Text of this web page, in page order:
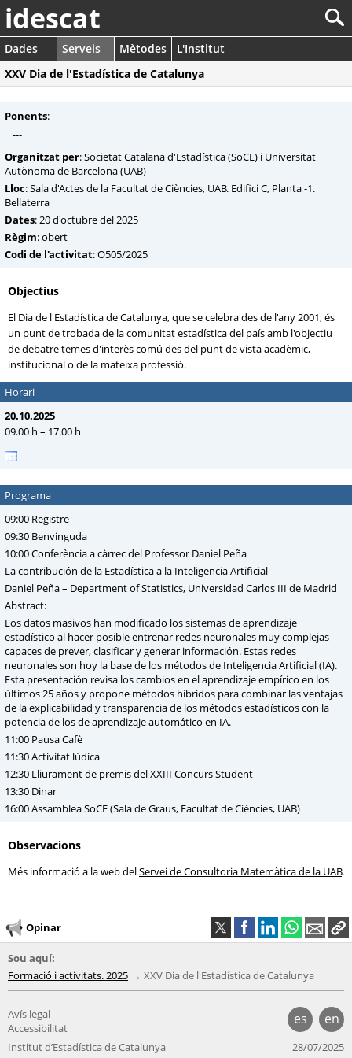
idescat
Dades Serveis Mètodes
L'Institut
XXV Dia de l'Estadística de Catalunya
Ponents:
---
Organitzat per: Societat Catalana d'Estadística (SoCE) i Universitat
Autònoma de Barcelona (UAB)
Lloc: Sala d'Actes de la Facultat de Ciències, UAB. Edifici C, Planta -1.
Bellaterra
Dates: 20 d'octubre del 2025
Règim: obert
Codi de l'activitat: O505/2025
Objectius
El Dia de l'Estadística de Catalunya, que se celebra des de l'any 2001, és
un punt de trobada de la comunitat estadística del país amb l'objectiu
de debatre temes d'interès comú des del punt de vista acadèmic,
institucional o de la mateixa professió.
Horari
20.10.2025
09.00 h – 17.00 h
Programa
09:00 Registre
09:30 Benvinguda
10:00 Conferència a càrrec del Professor Daniel Peña
La contribución de la Estadística a la Inteligencia Artificial
Daniel Peña – Department of Statistics, Universidad Carlos III de Madrid
Abstract:
Los datos masivos han modificado los sistemas de aprendizaje
estadístico al hacer posible entrenar redes neuronales muy complejas
capaces de prever, clasificar y generar información. Estas redes
neuronales son hoy la base de los métodos de Inteligencia Artificial (IA).
Esta presentación revisa los cambios en el aprendizaje empírico en los
últimos 25 años y propone métodos híbridos para combinar las ventajas
de la explicabilidad y transparencia de los métodos estadísticos con la
potencia de los de aprendizaje automático en IA.
11:00 Pausa Cafè
11:30 Activitat lúdica
12:30 Lliurament de premis del XXIII Concurs Student
13:30 Dinar
16:00 Assamblea SoCE (Sala de Graus, Facultat de Ciències, UAB)
Observacions
Més informació a la web delServei de Consultoria Matemàtica de la UAB.
Opinar
Sou aquí:
Formació i activitats. 2025
XXV Dia de l'Estadística de Catalunya
es en
Avís legal
Accessibilitat
Institut d’Estadística de Catalunya
28/07/2025